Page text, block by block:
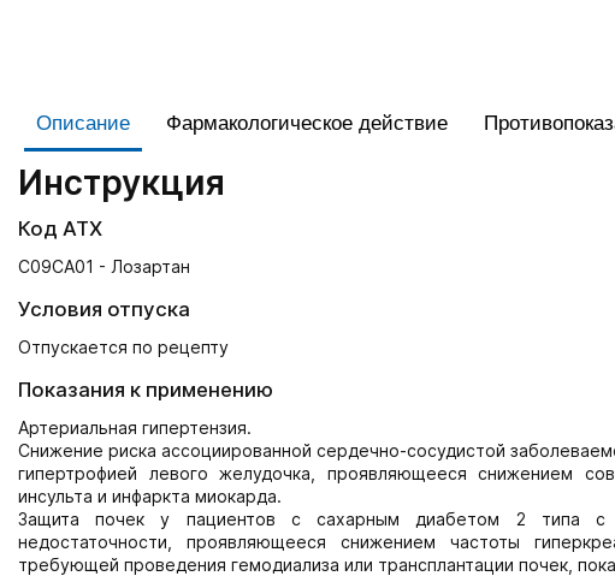
Описание Фармакологическое действие
Инструкция
Код АТХ
C09CA01 - Лозартан
Условия отпуска
Отпускается по рецепту
Показания к применению
Артериальная гипертензия.
Снижение риска ассоциированной сердечно-сосудистой
гипертрофией левого желудочка, проявляющееся снижением
инсульта и инфаркта миокарда.
Защита почек у пациентов с сахарным диабетом 2 типа с
недостаточности, проявляющееся снижением частоты
требующей проведения гемодиализа или трансплантации почек,